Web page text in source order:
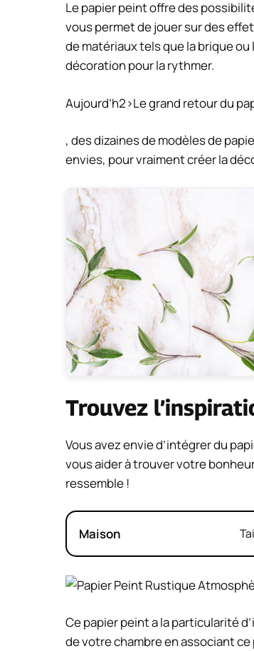
Le papier peint offre des
vous permet de jouer sur des
de matériaux tels que la brique
décoration pour la rythmer.
Aujourd’h2>Le grand retour du
, des dizaines de modèles de
envies, pour vraiment créer la
Trouvez
Vous avez envie d’intégrer du
vous aider à trouver votre
ressemble !
Maison
Ce papier peint a la particularité
de votre chambre en associant